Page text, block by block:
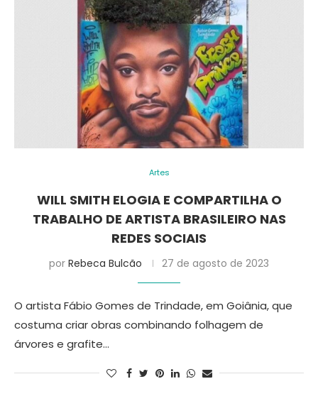
Artes
WILL SMITH ELOGIA E COMPARTILHA O
TRABALHO DE ARTISTA BRASILEIRO NAS
REDES SOCIAIS
por Rebeca Bulcão 27 de agosto de 2023
O artista Fábio Gomes de Trindade, em Goiânia, que
costuma criar obras combinando folhagem de
árvores e grafite…